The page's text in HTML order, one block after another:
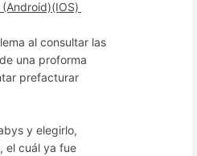
al consultar las
una proforma
prefacturar
y elegirlo,
el cuál ya fue